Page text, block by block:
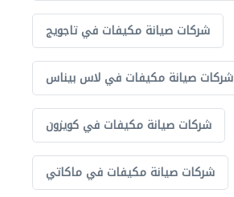
شركات صيانة مكيفات في تاجويج
شركات صيانة مكيفات في لاس بيناس
شركات صيانة مكيفات في كويزون
شركات صيانة مكيفات في ماكاتي